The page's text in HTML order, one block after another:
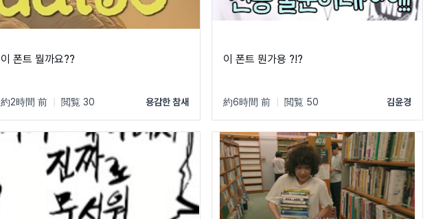
이 폰트 뭘까요??
約2時間 前 閲覧 30 용감한 참새
이 폰트 뭔가용 ?!?
約6時間 前 閲覧 50 김윤경